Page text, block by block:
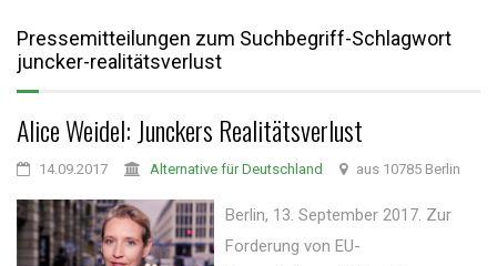
Pressemitteilungen zum Suchbegriff-Schlagwort
juncker-realitätsverlust
Alice Weidel: Junckers Realitätsverlust
14.09.2017 Alternative für Deutschland aus 10785 Berlin
Berlin, 13. September 2017. Zur
Forderung von EU-